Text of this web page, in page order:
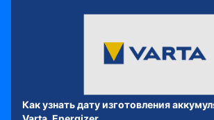
Как узнать дату изготовления